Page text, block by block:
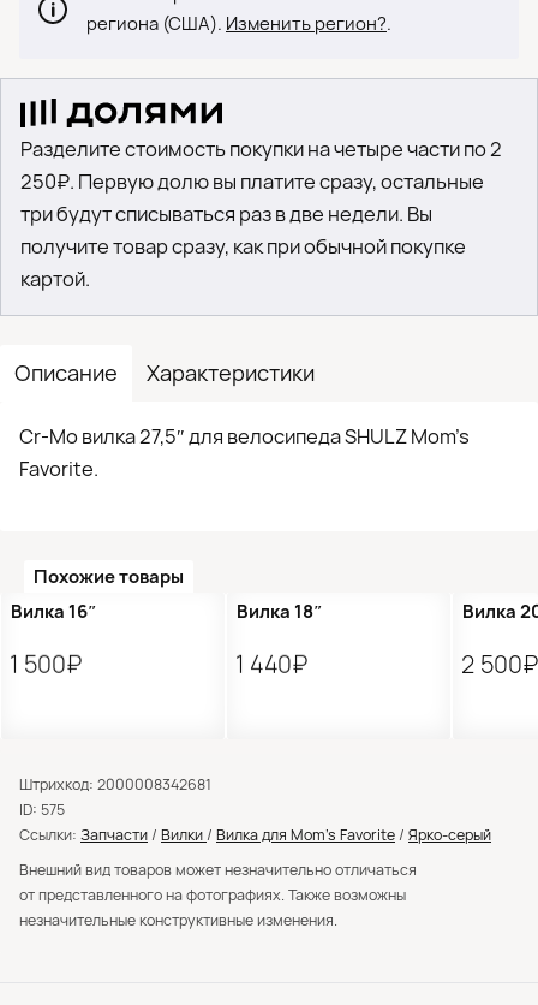
Описание Характеристики
Cr-Mo вилка 27,5″ для велосипеда SHULZ Mom’s
Favorite.
Похожие товары
Вилка 16″
1 500₽
Вилка 18″
1 440₽
Вилка
2 500₽
региона (США). Изменить регион?.
Разделите стоимость покупки на четыре части по 2
250₽. Первую долю вы платите сразу, остальные
три будут списываться раз в две недели. Вы
получите товар сразу, как при обычной покупке
картой.
Штрихкод: 2000008342681
ID: 575
Ссылки: Запчасти / Вилки / Вилка для Mom’s Favorite / Ярко-серый
Внешний вид товаров может незначительно отличаться
от представленного на фотографиях. Также возможны
незначительные конструктивные изменения.